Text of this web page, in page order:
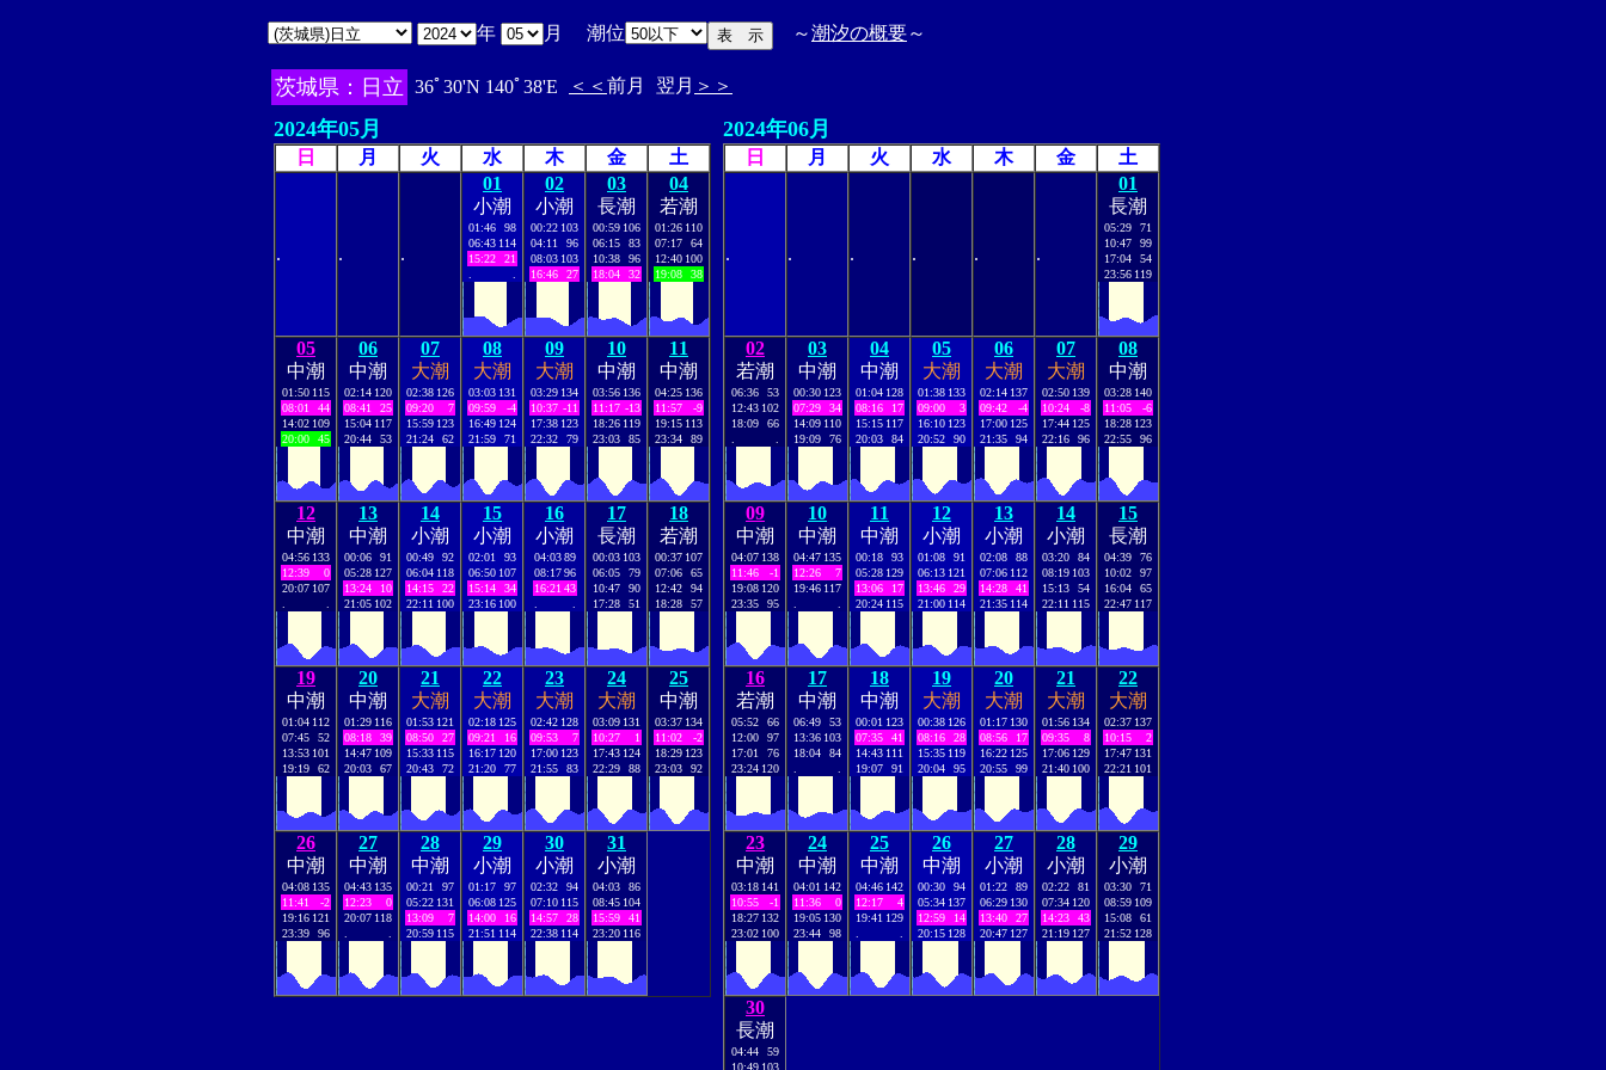
年 月 潮位 ～潮汐の概要～
茨城県：日立 36ﾟ30'N 140ﾟ38'E ＜＜ 前月 翌月 ＞＞
2024年05月
日 月 火 水 木 金 土
. . .
01
小潮
01:46
98
06:43 114
15:22
21
02
小潮
00:22 103
04:11
96
08:03 103
16:46
27
03
長潮
00:59 106
06:15
83
10:38
96
18:04
32
04
若潮
01:26 110
07:17
64
12:40 100
19:08
38
05
中潮
01:50 115
08:01
44
14:02 109
20:00
45
06
中潮
02:14 120
08:41
25
15:04 117
20:44
53
07
大潮
02:38 126
09:20
7
15:59 123
21:24
62
08
大潮
03:03 131
09:59
-4
16:49 124
21:59
71
09
大潮
03:29 134
10:37 -11
17:38 123
22:32
79
10
中潮
03:56 136
11:17 -13
18:26 119
23:03
85
11
中潮
04:25 136
11:57
-9
19:15 113
23:34
89
12
中潮
04:56 133
12:39
0
20:07 107
13
中潮
00:06
91
05:28 127
13:24
10
21:05 102
14
小潮
00:49
92
06:04 118
14:15
22
22:11 100
15
小潮
02:01
93
06:50 107
15:14
34
23:16 100
16
小潮
04:03 89
08:17 96
16:21 43
17
長潮
00:03 103
06:05
79
10:47
90
17:28
51
18
若潮
00:37 107
07:06
65
12:42
94
18:28
57
19
中潮
01:04 112
07:45
52
13:53 101
19:19
62
20
中潮
01:29 116
08:18
39
14:47 109
20:03
67
21
大潮
01:53 121
08:50
27
15:33 115
20:43
72
22
大潮
02:18 125
09:21
16
16:17 120
21:20
77
23
大潮
02:42 128
09:53
7
17:00 123
21:55
83
24
大潮
03:09 131
10:27
1
17:43 124
22:29
88
25
中潮
03:37 134
11:02
-2
18:29 123
23:03
92
26
中潮
04:08 135
11:41
-2
19:16 121
23:39
96
27
中潮
04:43 135
12:23
0
20:07 118
28
中潮
00:21
97
05:22 131
13:09
7
20:59 115
29
小潮
01:17
97
06:08 125
14:00
16
21:51 114
30
小潮
02:32
94
07:10 115
14:57
28
22:38 114
31
小潮
04:03
86
08:45 104
15:59
41
23:20 116
2024年06月
日 月 火 水 木 金 土
. . . . . .
01
長潮
05:29
71
10:47
99
17:04
54
23:56 119
02
若潮
06:36
53
12:43 102
18:09
66
03
中潮
00:30 123
07:29
34
14:09 110
19:09
76
04
中潮
01:04 128
08:16
17
15:15 117
20:03
84
05
大潮
01:38 133
09:00
3
16:10 123
20:52
90
06
大潮
02:14 137
09:42
-4
17:00 125
21:35
94
07
大潮
02:50 139
10:24
-8
17:44 125
22:16
96
08
中潮
03:28 140
11:05
-6
18:28 123
22:55
96
09
中潮
04:07 138
11:46
-1
19:08 120
23:35
95
10
中潮
04:47 135
12:26
7
19:46 117
11
中潮
00:18
93
05:28 129
13:06
17
20:24 115
12
小潮
01:08
91
06:13 121
13:46
29
21:00 114
13
小潮
02:08
88
07:06 112
14:28
41
21:35 114
14
小潮
03:20
84
08:19 103
15:13
54
22:11 115
15
長潮
04:39
76
10:02
97
16:04
65
22:47 117
16
若潮
05:52
66
12:00
97
17:01
76
23:24 120
17
中潮
06:49
53
13:36 103
18:04
84
18
中潮
00:01 123
07:35
41
14:43 111
19:07
91
19
大潮
00:38 126
08:16
28
15:35 119
20:04
95
20
大潮
01:17 130
08:56
17
16:22 125
20:55
99
21
大潮
01:56 134
09:35
8
17:06 129
21:40 100
22
大潮
02:37 137
10:15
2
17:47 131
22:21 101
23
中潮
03:18 141
10:55
-1
18:27 132
23:02 100
24
中潮
04:01 142
11:36
0
19:05 130
23:44
98
25
中潮
04:46 142
12:17
4
19:41 129
26
中潮
00:30
94
05:34 137
12:59
14
20:15 128
27
小潮
01:22
89
06:29 130
13:40
27
20:47 127
28
小潮
02:22
81
07:34 120
14:23
43
21:19 127
29
小潮
03:30
71
08:59 109
15:08
61
21:52 128
30
長潮
04:44
59
10:49 103